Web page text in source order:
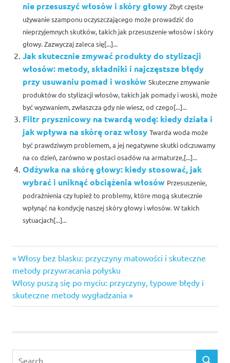
nie przesuszyć włosów i skóry głowy Zbyt częste
używanie szamponu oczyszczającego może prowadzić do
nieprzyjemnych skutków, takich jak przesuszenie włosów i skóry
głowy. Zazwyczaj zaleca się[...]...
Jak skutecznie zmywać produkty do stylizacji
włosów: metody, składniki i najczęstsze błędy
przy usuwaniu pomad i wosków Skuteczne zmywanie
produktów do stylizacji włosów, takich jak pomady i woski, może
być wyzwaniem, zwłaszcza gdy nie wiesz, od czego[...]...
Filtr prysznicowy na twardą wodę: kiedy działa i
jak wpływa na skórę oraz włosy Twarda woda może
być prawdziwym problemem, a jej negatywne skutki odczuwamy
na co dzień, zarówno w postaci osadów na armaturze,[...]...
Odżywka na skórę głowy: kiedy stosować, jak
wybrać i uniknąć obciążenia włosów Przesuszenie,
podrażnienia czy łupież to problemy, które mogą skutecznie
wpłynąć na kondycję naszej skóry głowy i włosów. W takich
sytuacjach[...]...
Nawigacja
wpisu
Previous
Post:
Włosy bez blasku: przyczyny matowości i skuteczne
metody przywracania połysku
Next
Post:
Włosy puszą się po myciu: przyczyny, typowe błędy i
skuteczne metody wygładzania